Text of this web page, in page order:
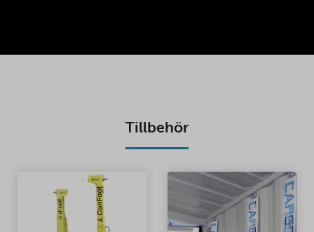
Tillbehör